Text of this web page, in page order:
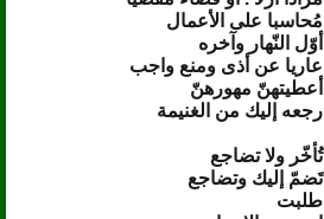
مُحاسبا على الأعمال
أوّل النّهار وآخره
عاريا عن أذى ومنع واجب
أعطيتهنّ مهورهنّ
رجعه إليك من الغنيمة
تُأخّر ولا تضاجع
تَضمّ إليك وتضاجع
طلبت